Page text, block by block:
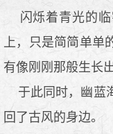
闪烁着青光的临
上，只是简简单
有像刚刚那般生长出
于此同时，幽蓝
回了古风的身边。